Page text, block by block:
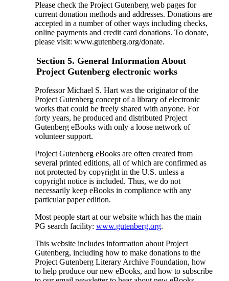
Please check the Project Gutenberg web pages for
current donation methods and addresses. Donations are
accepted in a number of other ways including checks,
online payments and credit card donations. To donate,
please visit: www.gutenberg.org/donate.
Section 5. General Information About
Project Gutenberg electronic works
Professor Michael S. Hart was the originator of the
Project Gutenberg concept of a library of electronic
works that could be freely shared with anyone. For
forty years, he produced and distributed Project
Gutenberg eBooks with only a loose network of
volunteer support.
Project Gutenberg eBooks are often created from
several printed editions, all of which are confirmed as
not protected by copyright in the U.S. unless a
copyright notice is included. Thus, we do not
necessarily keep eBooks in compliance with any
particular paper edition.
Most people start at our website which has the main
PG search facility: www.gutenberg.org.
This website includes information about Project
Gutenberg, including how to make donations to the
Project Gutenberg Literary Archive Foundation, how
to help produce our new eBooks, and how to subscribe